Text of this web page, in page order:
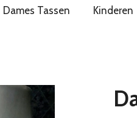
Dames Tassen Kinderen